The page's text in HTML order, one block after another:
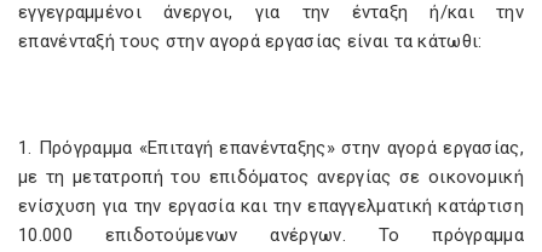
εγγεγραμμένοι άνεργοι, για την ένταξη ή/και την
επανένταξή τους στην αγορά εργασίας είναι τα κάτωθι:
1. Πρόγραμμα «Επιταγή επανένταξης» στην αγορά εργασίας,
με τη μετατροπή του επιδόματος ανεργίας σε οικονομική
ενίσχυση για την εργασία και την επαγγελματική κατάρτιση
10.000 επιδοτούμενων ανέργων. Το πρόγραμμα